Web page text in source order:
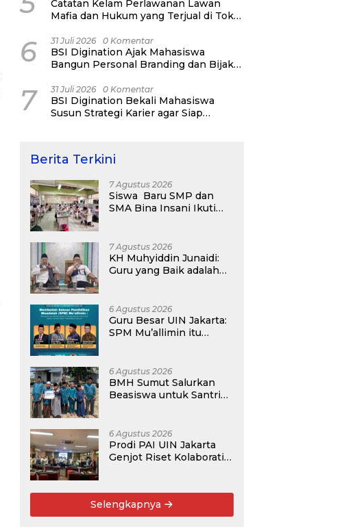
Catatan Kelam Perlawanan Lawan
Mafia dan Hukum yang Terjual di Toko
6 31 Juli 2026 0 Komentar
BSI Digination Ajak Mahasiswa
Bangun Personal Branding dan Bijak
7 31 Juli 2026 0 Komentar
BSI Digination Bekali Mahasiswa
Susun Strategi Karier agar Siap
Berita Terkini
7 Agustus 2026
Siswa Baru SMP dan
SMA Bina Insani Ikuti
Awal
7 Agustus 2026
KH Muhyiddin Junaidi:
Guru yang Baik adalah
6 Agustus 2026
Guru Besar UIN Jakarta:
SPM Mu’allimin itu
6 Agustus 2026
BMH Sumut Salurkan
Beasiswa untuk Santri
6 Agustus 2026
Prodi PAI UIN Jakarta
Genjot Riset Kolaboratif,
Selengkapnya